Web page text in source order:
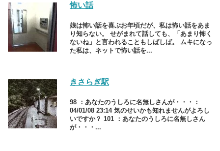
怖い話
娘は怖い話を喜ぶお年頃だが、私は怖い話をあま
り知らない。 せがまれて話しても、「あまり怖く
ないね」と言われることもしばしば。 ムキになっ
た私は、ネットで怖い話を...
きさらぎ駅
98 ：あなたのうしろに名無しさんが・・・：
04/01/08 23:14 気のせいかも知れませんがよろし
いですか？ 101 ：あなたのうしろに名無しさん
が・・・...